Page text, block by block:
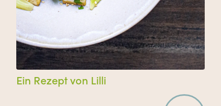
Ein Rezept von Lilli